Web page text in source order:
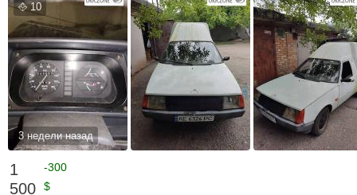
10
3 недели назад
1
500
-300
$